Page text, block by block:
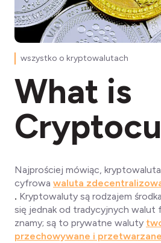
wszystko o kryptowalutach
What is
Najprościej mówiąc,
cyfrowa waluta
. Kryptowaluty są rodzajem
się jednak od tradycyjnych walut
znamy; są to prywatne waluty
przechowywane i